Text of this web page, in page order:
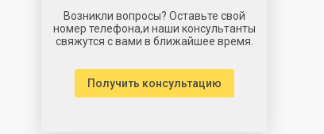
Возникли вопросы? Оставьте свой
номер телефона,и наши консультанты
свяжутся с вами в ближайшее время.
Получить консультацию